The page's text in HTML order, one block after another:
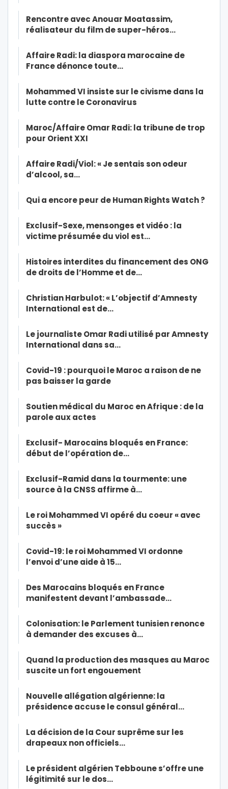
Rencontre avec Anouar Moatassim,
réalisateur du film de super-héros…
Affaire Radi: la diaspora marocaine de
France dénonce toute…
Mohammed VI insiste sur le civisme dans la
lutte contre le Coronavirus
Maroc/Affaire Omar Radi: la tribune de trop
pour Orient XXI
Affaire Radi/Viol: « Je sentais son odeur
d’alcool, sa…
Qui a encore peur de Human Rights Watch ?
Exclusif-Sexe, mensonges et vidéo : la
victime présumée du viol est…
Histoires interdites du financement des ONG
de droits de l’Homme et de…
Christian Harbulot: « L’objectif d’Amnesty
International est de…
Le journaliste Omar Radi utilisé par Amnesty
International dans sa…
Covid-19 : pourquoi le Maroc a raison de ne
pas baisser la garde
Soutien médical du Maroc en Afrique : de la
parole aux actes
Exclusif- Marocains bloqués en France:
début de l’opération de…
Exclusif-Ramid dans la tourmente: une
source à la CNSS affirme à…
Le roi Mohammed VI opéré du coeur « avec
succès »
Covid-19: le roi Mohammed VI ordonne
l’envoi d’une aide à 15…
Des Marocains bloqués en France
manifestent devant l’ambassade…
Colonisation: le Parlement tunisien renonce
à demander des excuses à…
Quand la production des masques au Maroc
suscite un fort engouement
Nouvelle allégation algérienne: la
présidence accuse le consul général…
La décision de la Cour suprême sur les
drapeaux non officiels…
Le président algérien Tebboune s’offre une
légitimité sur le dos…